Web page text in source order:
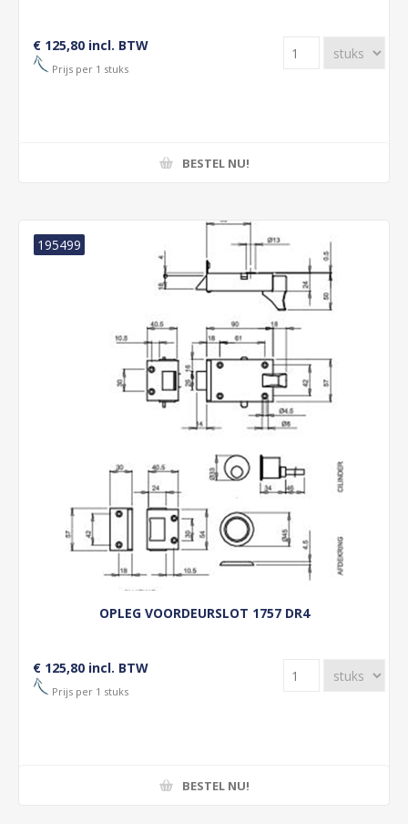
€ 125,80 incl. BTW
Prijs per 1 stuks
BESTEL NU!
OPLEG VOORDEURSLOT 1757 DR4
195499
€ 125,80 incl. BTW
Prijs per 1 stuks
BESTEL NU!